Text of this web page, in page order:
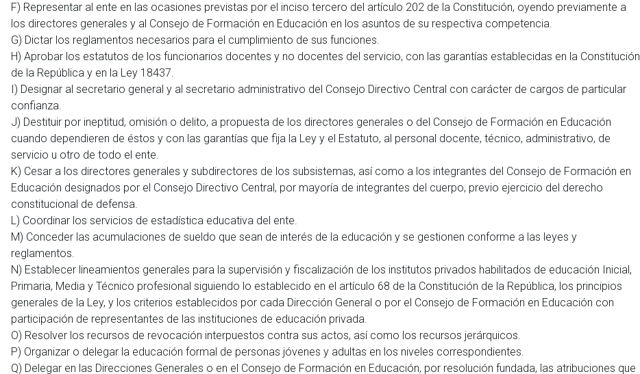
F) Representar al ente en las ocasiones previstas por el inciso tercero del artículo 202 de la Constitución, oyendo previamente a
los directores generales y al Consejo de Formación en Educación en los asuntos de su respectiva competencia.
G) Dictar los reglamentos necesarios para el cumplimiento de sus funciones.
H) Aprobar los estatutos de los funcionarios docentes y no docentes del servicio, con las garantías establecidas en la Constitución
de la República y en la Ley 18437.
I) Designar al secretario general y al secretario administrativo del Consejo Directivo Central con carácter de cargos de particular
confianza.
J) Destituir por ineptitud, omisión o delito, a propuesta de los directores generales o del Consejo de Formación en Educación
cuando dependieren de éstos y con las garantías que fija la Ley y el Estatuto, al personal docente, técnico, administrativo, de
servicio u otro de todo el ente.
K) Cesar a los directores generales y subdirectores de los subsistemas, así como a los integrantes del Consejo de Formación en
Educación designados por el Consejo Directivo Central, por mayoría de integrantes del cuerpo, previo ejercicio del derecho
constitucional de defensa.
L) Coordinar los servicios de estadística educativa del ente.
M) Conceder las acumulaciones de sueldo que sean de interés de la educación y se gestionen conforme a las leyes y
reglamentos.
N) Establecer lineamientos generales para la supervisión y fiscalización de los institutos privados habilitados de educación Inicial,
Primaria, Media y Técnico profesional siguiendo lo establecido en el artículo 68 de la Constitución de la República, los principios
generales de la Ley, y los criterios establecidos por cada Dirección General o por el Consejo de Formación en Educación con
participación de representantes de las instituciones de educación privada.
O) Resolver los recursos de revocación interpuestos contra sus actos, así como los recursos jerárquicos.
P) Organizar o delegar la educación formal de personas jóvenes y adultas en los niveles correspondientes.
Q) Delegar en las Direcciones Generales o en el Consejo de Formación en Educación, por resolución fundada, las atribuciones que